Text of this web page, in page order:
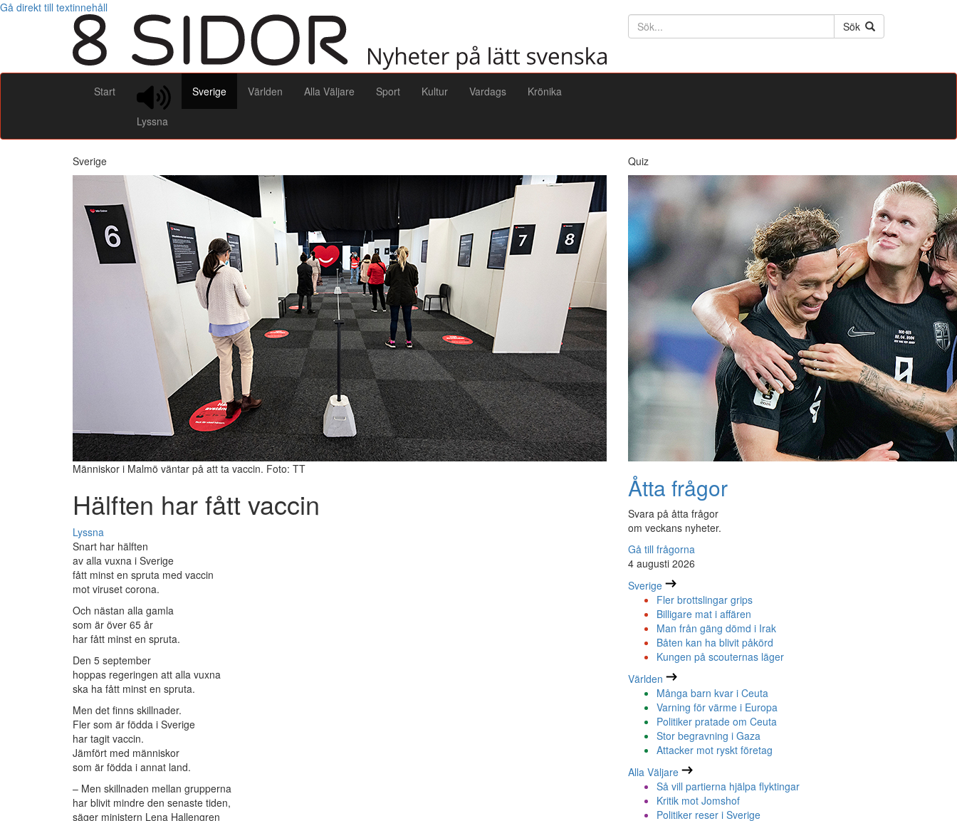
Gå direkt till textinnehåll
Söktext
Sök
Start
Lyssna
Sverige Världen Alla Väljare Sport Kultur Vardags Krönika
Sverige
Människor i Malmö väntar på att ta vaccin. Foto: TT
Hälften har fått vaccin
Lyssna
Snart har hälften
av alla vuxna i Sverige
fått minst en spruta med vaccin
mot viruset corona.
Och nästan alla gamla
som är över 65 år
har fått minst en spruta.
Den 5 september
hoppas regeringen att alla vuxna
ska ha fått minst en spruta.
Men det finns skillnader.
Fler som är födda i Sverige
har tagit vaccin.
Jämfört med människor
som är födda i annat land.
– Men skillnaden mellan grupperna
har blivit mindre den senaste tiden,
säger ministern Lena Hallengren
Quiz
Åtta frågor
Svara på åtta frågor
om veckans nyheter.
Gå till frågorna
4 augusti 2026
Sverige
Fler brottslingar grips
Billigare mat i affären
Man från gäng dömd i Irak
Båten kan ha blivit påkörd
Kungen på scouternas läger
Världen
Många barn kvar i Ceuta
Varning för värme i Europa
Politiker pratade om Ceuta
Stor begravning i Gaza
Attacker mot ryskt företag
Alla Väljare
Så vill partierna hjälpa flyktingar
Kritik mot Jomshof
Politiker reser i Sverige